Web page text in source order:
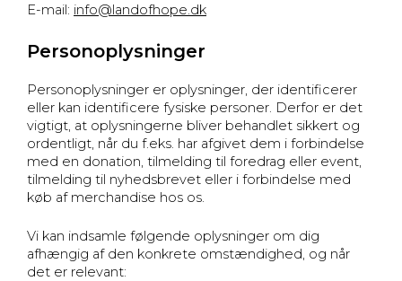
E-mail: info@landofhope.dk
Personoplysninger
Personoplysninger er oplysninger, der identificerer
eller kan identificere fysiske personer. Derfor er det
vigtigt, at oplysningerne bliver behandlet sikkert og
ordentligt, når du f.eks. har afgivet dem i forbindelse
med en donation, tilmelding til foredrag eller event,
tilmelding til nyhedsbrevet eller i forbindelse med
køb af merchandise hos os.
Vi kan indsamle følgende oplysninger om dig
afhængig af den konkrete omstændighed, og når
det er relevant: